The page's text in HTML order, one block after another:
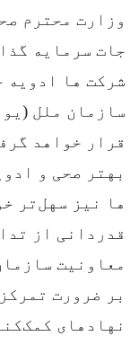
وزارت محترم
جات سرمایه
شرکت ها ادویه
سازمان ملل
قرار خواهد
بهتر صحی و
ها نیز سهل‌تر
قدردانی از
معاونیت
بر ضرورت
نهادهای